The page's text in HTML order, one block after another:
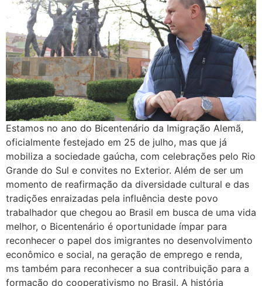
Estamos no ano do Bicentenário da Imigração Alemã,
oficialmente festejado em 25 de julho, mas que já
mobiliza a sociedade gaúcha, com celebrações pelo Rio
Grande do Sul e convites no Exterior. Além de ser um
momento de reafirmação da diversidade cultural e das
tradições enraizadas pela influência deste povo
trabalhador que chegou ao Brasil em busca de uma vida
melhor, o Bicentenário é oportunidade ímpar para
reconhecer o papel dos imigrantes no desenvolvimento
econômico e social, na geração de emprego e renda,
ms também para reconhecer a sua contribuição para a
formação do cooperativismo no Brasil. A história